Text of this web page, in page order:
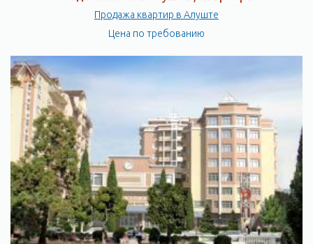
Продажа квартир в Алуште
Цена по требованию